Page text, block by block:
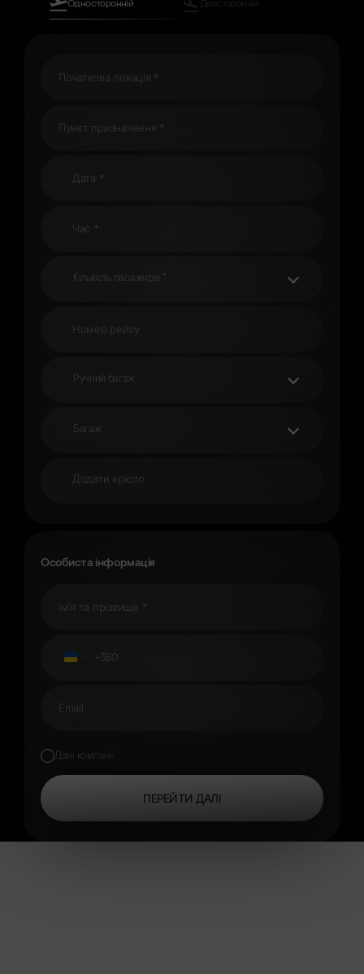
Односторонній
Кількість пасажирів *
Ручний багаж
Багаж
Додати крісло
Особиста інформація
Ukraine+380
Дані компанії
ПЕРЕЙТИ ДАЛІ